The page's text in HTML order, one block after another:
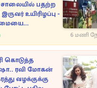
பதற்ற
உயிரிழப்பு -
பொலிஸார்
6 மணி
கொடுத்த
ரவி மோகன்
வழக்குக்கு